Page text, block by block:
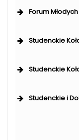
Forum
Studenckie
Studenckie
Studenckie i